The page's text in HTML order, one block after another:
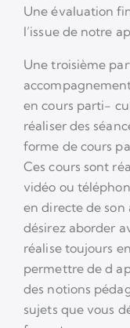
Une évaluation
l’issue de notre
Une troisième
en cours parti-
réaliser des
forme de cours
Ces cours sont
vidéo ou
en directe de son
désirez aborder
réalise toujours
permettre de d
des notions
sujets que vous